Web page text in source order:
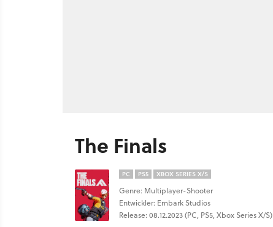
The Finals
PC PS5 XBOX SERIES X/S
Genre: Multiplayer-Shooter
Entwickler: Embark Studios
Release: 08.12.2023 (PC, PS5, Xbox Series X/S)